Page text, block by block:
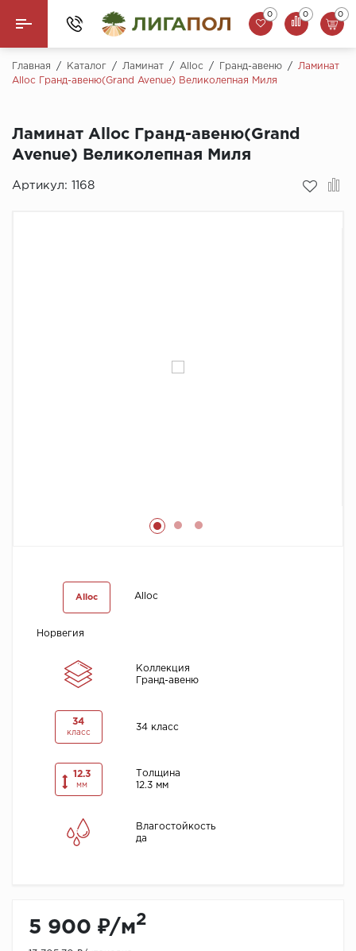
Назад
Кварцвинил (LVT)
0 0 0
Главная / Каталог / Ламинат / Alloc / Гранд-авеню /
Ламинат
Alloc Гранд-авеню(Grand Avenue) Великолепная Миля
Ламинат Alloc Гранд-авеню(Grand
Avenue) Великолепная Миля
Артикул: 1168
Alloc Alloc
Норвегия
Коллекция
Гранд-авеню
34
класс
34 класс
12.3
мм
Толщина
12.3 мм
Влагостойкость
да
5 900 ₽/м2